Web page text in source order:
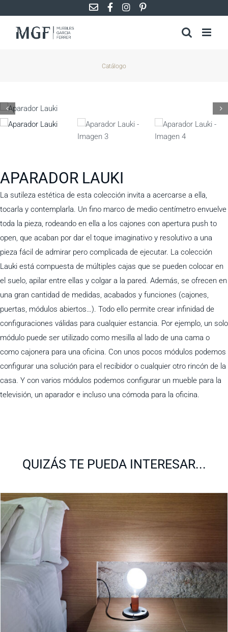
al
contenido
Catálogo
APARADOR LAUKI
La sutileza estética de esta colección invita a acercarse a ella,
tocarla y contemplarla. Un fino marco de medio centímetro envuelve
toda la pieza, rodeando en ella a los cajones con apertura push to
open, que acaban por dar el toque imaginativo y resolutivo a una
pieza fácil de admirar pero complicada de ejecutar. La colección
Lauki está compuesta de múltiples cajas que se pueden colocar en
el suelo, apilar entre ellas y colgar a la pared. Además, se ofrecen en
una gran cantidad de medidas, acabados y funciones (cajones,
puertas, módulos abiertos…). Todo ello permite crear infinidad de
configuraciones válidas para cualquier estancia. Por ejemplo, un solo
módulo puede ser utilizado como mesilla al lado de una cama o
como cajonera para una oficina. Con unos pocos módulos podemos
configurar una solución para el recibidor o cualquier otro rincón de la
casa. Y con varios módulos podemos configurar un mueble para la
televisión, un aparador e incluso una cómoda para la oficina.
QUIZÁS TE PUEDA INTERESAR...